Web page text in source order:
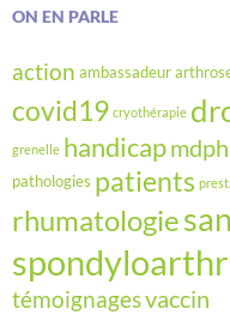
ON EN PARLE
action ambassadeur
covid19 cryothérapie
grenelle handicapmdph
pathologies patients
rhumatologie
témoignagesvaccin